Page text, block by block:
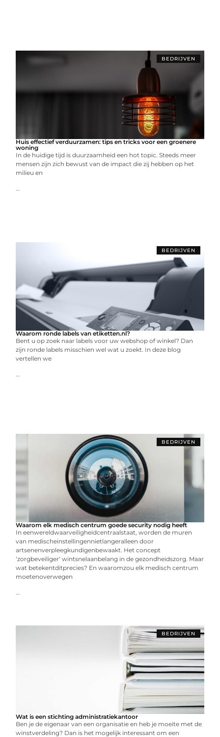
BEDRIJVEN
Huis effectief verduurzamen: tips en tricks voor een groenere
woning
In de huidige tijd is duurzaamheid een hot topic. Steeds meer
mensen zijn zich bewust van de impact die zij hebben op het
milieu en
...
BEDRIJVEN
Waarom ronde labels van etiketten.nl?
Bent u op zoek naar labels voor uw webshop of winkel? Dan
zijn ronde labels misschien wel wat u zoekt. In deze blog
vertellen we
...
BEDRIJVEN
Waarom elk medisch centrum goede security nodig heeft
In eenwereldwaarveiligheidcentraalstaat, worden de muren
van medischeinstellingennietlangeralleen door
artsenenverpleegkundigenbewaakt. Het concept
‘zorgbeveiliger‘ wintsnelaanbelang in de gezondheidszorg. Maar
wat betekentditprecies? En waaromzou elk medisch centrum
moetenoverwegen
...
BEDRIJVEN
Wat is een stichting administratiekantoor
Ben je de eigenaar van een organisatie en heb je moeite met de
winstverdeling? Dan is het mogelijk interessant om een